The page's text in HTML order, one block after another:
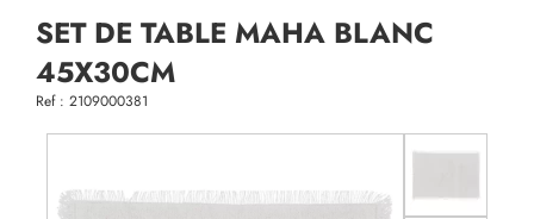
SET DE TABLE MAHA BLANC
45X30CM
Ref : 2109000381